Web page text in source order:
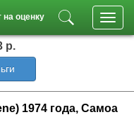
на оценку
р.
1974 года, Самоа